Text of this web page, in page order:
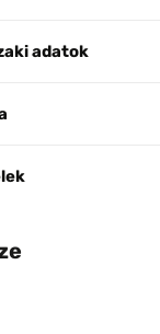
adatok